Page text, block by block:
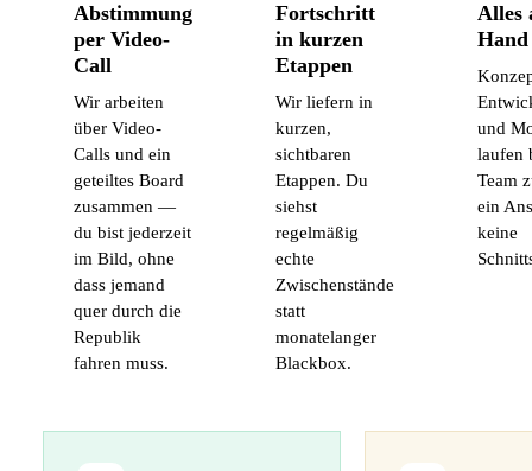
Abstimmung
per Video-
Call
Wir arbeiten
über Video-
Calls und ein
geteiltes Board
zusammen —
du bist jederzeit
im Bild, ohne
dass jemand
quer durch die
Republik
fahren muss.
Fortschritt
in kurzen
Etappen
Wir liefern in
kurzen,
sichtbaren
Etappen. Du
siehst
regelmäßig
echte
Zwischenstände
statt
monatelanger
Blackbox.
Alles
Hand
und
laufen
Team
ein
keine